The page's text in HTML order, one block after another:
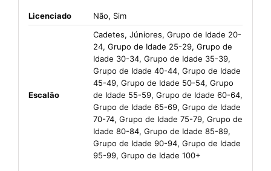
Licenciado Não, Sim
Escalão
Cadetes, Júniores, Grupo de Idade 20-
24, Grupo de Idade 25-29, Grupo de
Idade 30-34, Grupo de Idade 35-39,
Grupo de Idade 40-44, Grupo de Idade
45-49, Grupo de Idade 50-54, Grupo
de Idade 55-59, Grupo de Idade 60-64,
Grupo de Idade 65-69, Grupo de Idade
70-74, Grupo de Idade 75-79, Grupo de
Idade 80-84, Grupo de Idade 85-89,
Grupo de Idade 90-94, Grupo de Idade
95-99, Grupo de Idade 100+